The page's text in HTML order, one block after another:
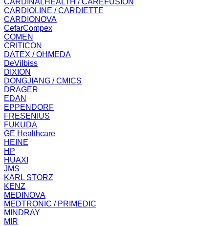
CARDINALHEALTH / CAREFUSION
CARDIOLINE / CARDIETTE
CARDIONOVA
CefarCompex
COMEN
CRITICON
DATEX / OHMEDA
DeVilbiss
DIXION
DONGJIANG / CMICS
DRAGER
EDAN
EPPENDORF
FRESENIUS
FUKUDA
GE Healthcare
HEINE
HP
HUAXI
JMS
KARL STORZ
KENZ
MEDINOVA
MEDTRONIC / PRIMEDIC
MINDRAY
MIR